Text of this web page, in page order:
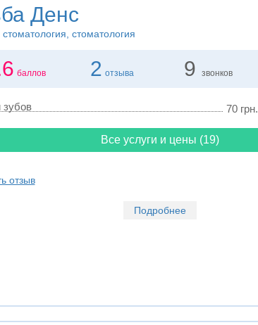
Денс
стоматология, стоматология
баллов 2 отзыва 9 звонков
зубов 70 грн.
Все услуги и цены (19)
отзыв
Подробнее